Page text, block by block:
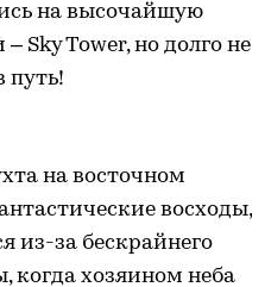
на высочайшую
Sky Tower, но долго не
путь!
на восточном
восходы,
из-за бескрайнего
когда хозяином неба